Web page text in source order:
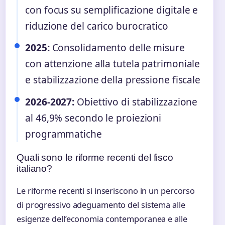
con focus su semplificazione digitale e
riduzione del carico burocratico
2025:Consolidamento delle misure
con attenzione alla tutela patrimoniale
e stabilizzazione della pressione fiscale
2026-2027: Obiettivo di stabilizzazione
al 46,9% secondo le proiezioni
programmatiche
Quali sono le riforme recenti del fisco
italiano?
Le riforme recenti si inseriscono in un percorso
di progressivo adeguamento del sistema alle
esigenze dell’economia contemporanea e alle